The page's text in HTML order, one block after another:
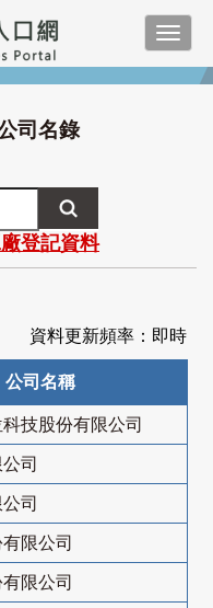
司名錄
登記資料
資料更新頻率：即時
公司名稱
技股份有限公司
司
司
限公司
限公司